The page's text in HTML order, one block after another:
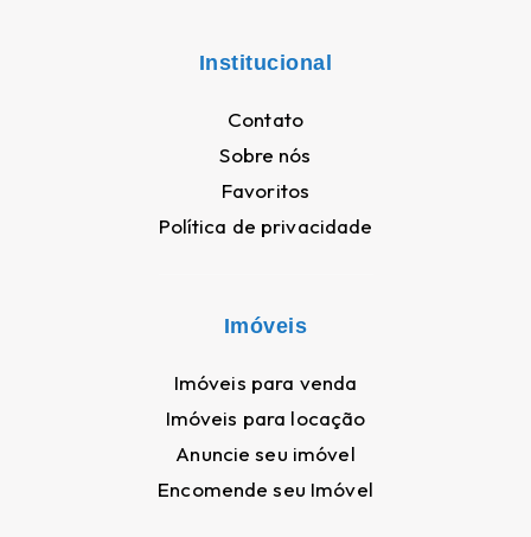
Institucional
Contato
Sobre nós
Favoritos
Política de privacidade
Imóveis
Imóveis para venda
Imóveis para locação
Anuncie seu imóvel
Encomende seu Imóvel